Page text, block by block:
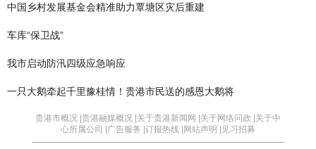
中国乡村发展基金会精准助力覃塘区灾后重建
车库“保卫战”
我市启动防汛四级应急响应
一只大鹅牵起千里豫桂情！贵港市民送的感恩大鹅将
贵港市概况 |贵港融媒概况 |关于贵港新闻网 |关于网络问政 |关于中
心所属公司 |广告服务 |订报热线 |网站声明 | 见习招募